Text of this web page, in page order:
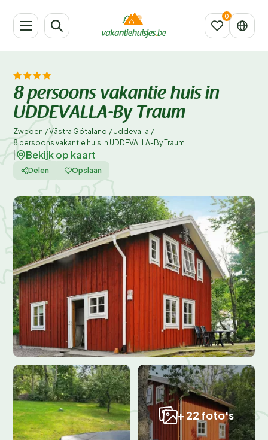
8 persoons vakantie huis in
UDDEVALLA-By Traum
Zweden /Västra Götaland / Uddevalla /
8 persoons vakantie huis in UDDEVALLA-By Traum
Bekijk op kaart
Delen Opslaan
+ 22 foto's